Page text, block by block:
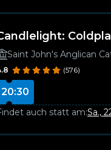
Saint John's Anglican
(576)
20:30
auch statt am:Sa.,